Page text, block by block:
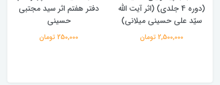
(دوره 4 جلدی) (اثر آیت الله
سیّد علی حسینی میلانی)
2,500,000 تومان
دفتر هفتم اثر سید مجتبی
حسینی
250,000 تومان